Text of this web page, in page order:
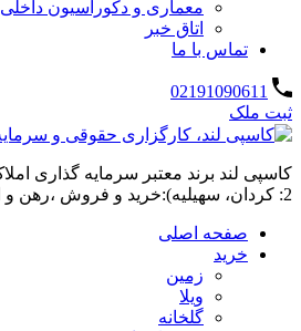
معماری و دکوراسیون داخلی
اتاق خبر
تماس با ما
02191090611
ثبت ملک
2: کردان، سهیلیه):خرید و فروش ،رهن و اجاره
صفحه اصلی
خرید
زمین
ویلا
گلخانه